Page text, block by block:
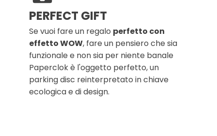
PERFECT GIFT
Se vuoi fare un regalo perfetto con
effetto WOW, fare un pensiero che sia
funzionale e non sia per niente banale
Paperclok è l'oggetto perfetto, un
parking disc reinterpretato in chiave
ecologica e di design.